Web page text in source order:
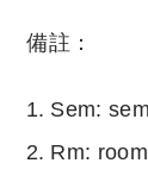
備註：
Sem:
Rm: